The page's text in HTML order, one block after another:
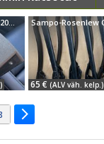
Sampo-Rosenlew 2045
65 € (ALV väh. kelp.)